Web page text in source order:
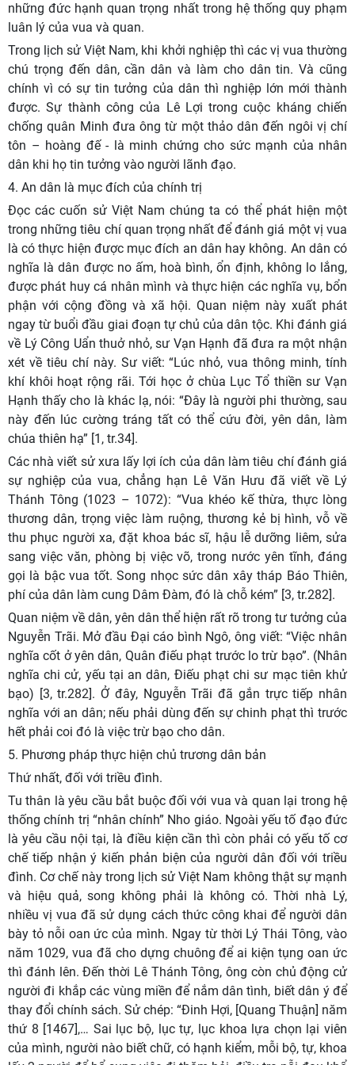
những đức hạnh quan trọng nhất trong hệ thống quy phạm
luân lý của vua và quan.
Trong lịch sử Việt Nam, khi khởi nghiệp thì các vị vua thường
chú trọng đến dân, cần dân và làm cho dân tin. Và cũng
chính vì có sự tin tưởng của dân thì nghiệp lớn mới thành
được. Sự thành công của Lê Lợi trong cuộc kháng chiến
chống quân Minh đưa ông từ một thảo dân đến ngôi vị chí
tôn – hoàng đế - là minh chứng cho sức mạnh của nhân
dân khi họ tin tưởng vào người lãnh đạo.
4. An dân là mục đích của chính trị
Đọc các cuốn sử Việt Nam chúng ta có thể phát hiện một
trong những tiêu chí quan trọng nhất để đánh giá một vị vua
là có thực hiện được mục đích an dân hay không. An dân có
nghĩa là dân được no ấm, hoà bình, ổn định, không lo lắng,
được phát huy cá nhân mình và thực hiện các nghĩa vụ, bổn
phận với cộng đồng và xã hội. Quan niệm này xuất phát
ngay từ buổi đầu giai đoạn tự chủ của dân tộc. Khi đánh giá
về Lý Công Uẩn thuở nhỏ, sư Vạn Hạnh đã đưa ra một nhận
xét về tiêu chí này. Sư viết: “Lúc nhỏ, vua thông minh, tính
khí khôi hoạt rộng rãi. Tới học ở chùa Lục Tổ thiền sư Vạn
Hạnh thấy cho là khác lạ, nói: “Đây là người phi thường, sau
này đến lúc cường tráng tất có thể cứu đời, yên dân, làm
chúa thiên hạ” [1, tr.34].
Các nhà viết sử xưa lấy lợi ích của dân làm tiêu chí đánh giá
sự nghiệp của vua, chẳng hạn Lê Văn Hưu đã viết về Lý
Thánh Tông (1023 – 1072): “Vua khéo kế thừa, thực lòng
thương dân, trọng việc làm ruộng, thương kẻ bị hình, vỗ về
thu phục người xa, đặt khoa bác sĩ, hậu lễ dưỡng liêm, sửa
sang việc văn, phòng bị việc võ, trong nước yên tĩnh, đáng
gọi là bậc vua tốt. Song nhọc sức dân xây tháp Báo Thiên,
phí của dân làm cung Dâm Đàm, đó là chỗ kém” [3, tr.282].
Quan niệm về dân, yên dân thể hiện rất rõ trong tư tưởng của
Nguyễn Trãi. Mở đầu Đại cáo bình Ngô, ông viết: “Việc nhân
nghĩa cốt ở yên dân, Quân điếu phạt trước lo trừ bạo”. (Nhân
nghĩa chi cử, yếu tại an dân, Điếu phạt chi sư mạc tiên khử
bạo) [3, tr.282]. Ở đây, Nguyễn Trãi đã gắn trực tiếp nhân
nghĩa với an dân; nếu phải dùng đến sự chinh phạt thì trước
hết phải coi đó là việc trừ bạo cho dân.
5. Phương pháp thực hiện chủ trương dân bản
Thứ nhất, đối với triều đình.
Tu thân là yêu cầu bắt buộc đối với vua và quan lại trong hệ
thống chính trị “nhân chính” Nho giáo. Ngoài yếu tố đạo đức
là yêu cầu nội tại, là điều kiện cần thì còn phải có yếu tố cơ
chế tiếp nhận ý kiến phản biện của người dân đối với triều
đình. Cơ chế này trong lịch sử Việt Nam không thật sự mạnh
và hiệu quả, song không phải là không có. Thời nhà Lý,
nhiều vị vua đã sử dụng cách thức công khai để người dân
bày tỏ nỗi oan ức của mình. Ngay từ thời Lý Thái Tông, vào
năm 1029, vua đã cho dựng chuông để ai kiện tụng oan ức
thì đánh lên. Đến thời Lê Thánh Tông, ông còn chủ động cử
người đi khắp các vùng miền để nắm dân tình, biết dân ý để
thay đổi chính sách. Sử chép: “Đinh Hợi, [Quang Thuận] năm
thứ 8 [1467],… Sai lục bộ, lục tự, lục khoa lựa chọn lại viên
của mình, người nào biết chữ, có hạnh kiểm, mỗi bộ, tự, khoa